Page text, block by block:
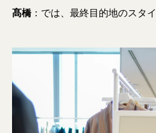
髙橋：では、最終目的地のスタ